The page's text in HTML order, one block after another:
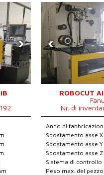
› ‹
ROBOCUT
Nr. di
Anno di
Spostamento asse
Spostamento asse
Spostamento asse
Sistema di controllo
Peso max. del